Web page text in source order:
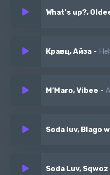
Кравц, Айза -
M’Maro, Vibee - А
Soda luv, Blago
Soda Luv, Sqwoz